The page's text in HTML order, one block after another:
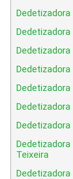
Dedetizadora
Dedetizadora
Dedetizadora
Teixeira